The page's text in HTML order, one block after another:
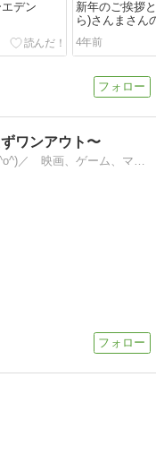
デン
新年のご挨拶
ら)さんまさん
ェクトが凄い
ナシ
4年前
ワンアウト〜
みんな〜っ、締まっていこ〜うッ！ \(^o^)／ 映画、ゲーム、マンガ、演芸、テレビ、音楽、人生、、こじらせおやじの戯言ブログ。